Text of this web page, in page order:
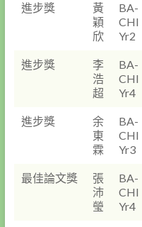
進步獎
黃
穎
欣
BA-
CHI
Yr2
進步獎
李
浩
超
BA-
CHI
Yr4
進步獎
余
東
霖
BA-
CHI
Yr3
最佳論文獎
張
沛
瑩
BA-
CHI
Yr4